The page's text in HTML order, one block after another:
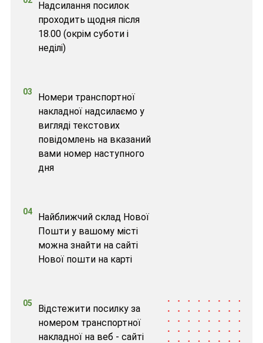
Надсилання посилок
проходить щодня після
18.00 (окрім суботи і
неділі)
03
Номери транспортної
накладної надсилаємо у
вигляді текстових
повідомлень на вказаний
вами номер наступного
дня
04
Найближчий склад Нової
Пошти у вашому місті
можна знайти на сайті
Нової пошти на карті
05
Відстежити посилку за
номером транспортної
накладної на веб - сайті